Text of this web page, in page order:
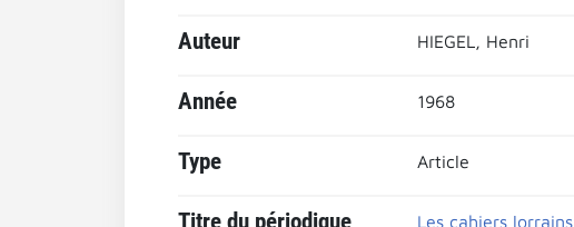
Auteur HIEGEL, Henri
Année 1968
Type Article
Titre du périodique Les cahiers lorrains